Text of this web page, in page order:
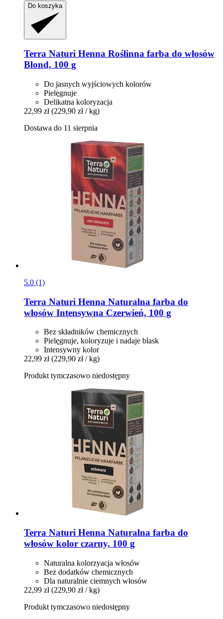
Do koszyka
Terra Naturi Henna Roślinna farba do włosów
Blond, 100 g
Do jasnych wyjściowych kolorów
Pielęgnuje
Delikatna koloryzacja
22,99 zł (229,90 zł / kg)
Dostawa do 11 sierpnia
5.0 (1)
Terra Naturi Henna Naturalna farba do
włosów Intensywna Czerwień, 100 g
Bez składników chemicznych
Pielęgnuje, koloryzuje i nadaje blask
Intensywny kolor
22,99 zł (229,90 zł / kg)
Produkt tymczasowo niedostępny
Terra Naturi Henna Naturalna farba do
włosów kolor czarny, 100 g
Naturalna kolorzyacja włosów
Bez dodatków chemicznych
Dla naturalnie ciemnych włosów
22,99 zł (229,90 zł / kg)
Produkt tymczasowo niedostępny